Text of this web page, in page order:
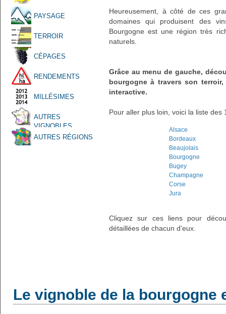
PAYSAGE
TERROIR
CÉPAGES
RENDEMENTS
MILLÉSIMES
AUTRES
VIGNOBLES
AUTRES RÉGIONS
Heureusement, à côté de ces
domaines qui produisent des
Bourgogne est une région très
naturels.
Grâce au menu de gauche,
bourgogne à travers son
interactive.
Pour aller plus loin, voici la liste
Alsace
Bordeaux
Beaujolais
Bourgogne
Bugey
Champagne
Corse
Jura
Cliquez sur ces liens pour
détaillées de chacun d'eux.
Le vignoble de la bourgogne